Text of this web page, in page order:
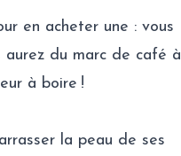
en acheter une : vous
aurez du marc de café à
à boire !
la peau de ses